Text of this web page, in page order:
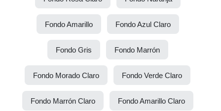
Fondo Amarillo Fondo Azul Claro
Fondo Gris Fondo Marrón
Fondo Morado Claro Fondo Verde Claro
Fondo Marrón Claro Fondo Amarillo Claro